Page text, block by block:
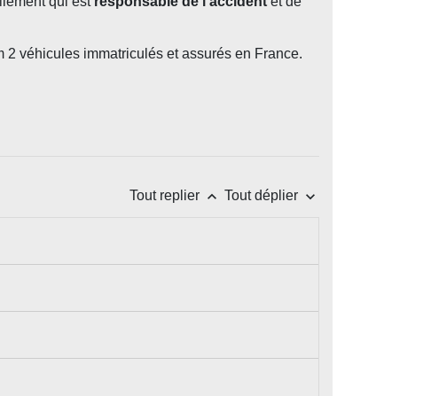
véhicules immatriculés et assurés en France.
Tout replier keyboard_arrow_up Tout déplier keyboard_arrow_down